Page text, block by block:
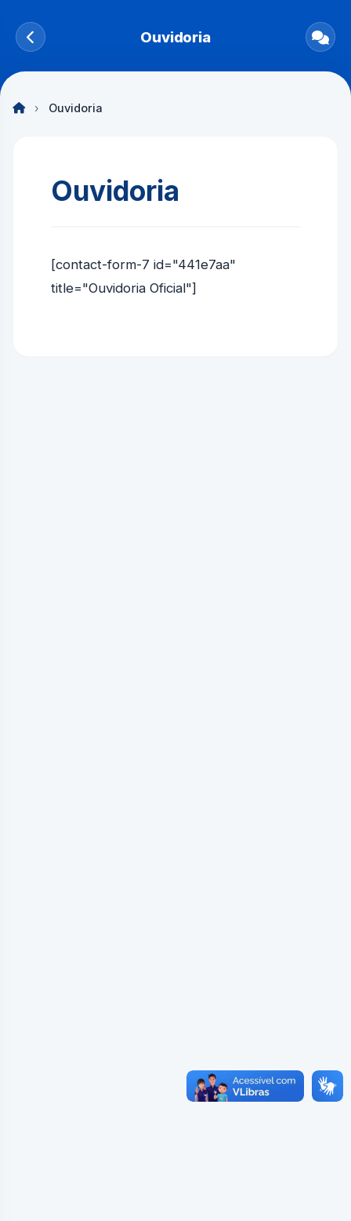
Ouvidoria
› Ouvidoria
Ouvidoria
[contact-form-7 id="441e7aa"
title="Ouvidoria Oficial"]